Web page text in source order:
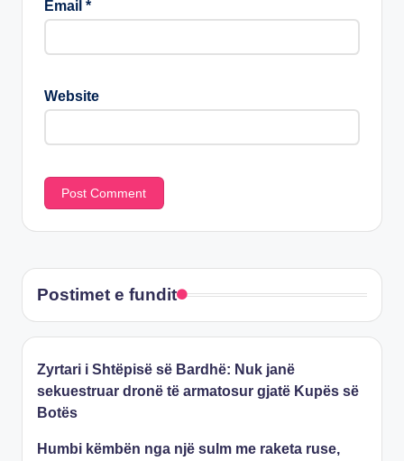
Email *
Website
Postimet e fundit
Zyrtari i Shtëpisë së Bardhë: Nuk janë
sekuestruar dronë të armatosur gjatë Kupës së
Botës
Humbi këmbën nga një sulm me raketa ruse,